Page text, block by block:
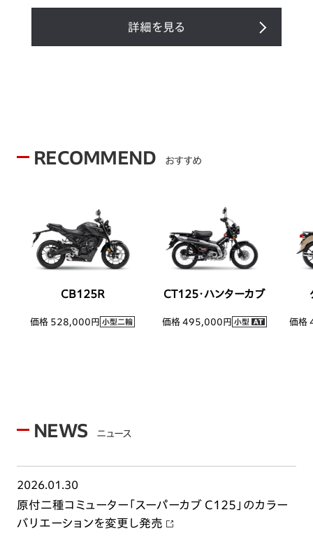
詳細を見る
RECOMMEND おすすめ
CB125R
価格 528,000円
CT125・ハンターカブ
価格 495,000円 価格
NEWS ニュース
2026.01.30
原付二種コミューター「スーパーカブ C125」のカラー
バリエーションを変更し発売